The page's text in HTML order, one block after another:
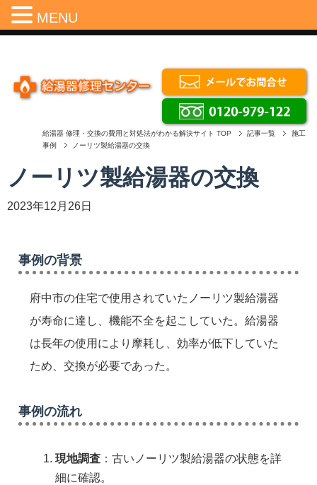
給湯器 修理・交換の費用と対処法がわかる解決サイト TOP 記事一覧
施工
事例
ノーリツ製給湯器の交換
ノーリツ製給湯器の交換
2023年12月26日
事例の背景
府中市の住宅で使用されていたノーリツ製給湯器
が寿命に達し、機能不全を起こしていた。給湯器
は長年の使用により摩耗し、効率が低下していた
ため、交換が必要であった。
事例の流れ
現地調査 ：古いノーリツ製給湯器の状態を詳
細に確認。
MENU
Menu